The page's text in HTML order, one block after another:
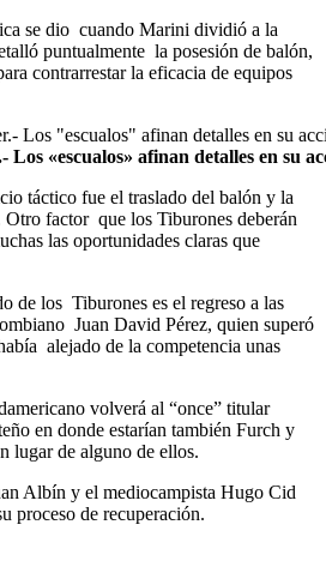
se dio cuando Marini dividió a la
puntualmente la posesión de balón,
contrarrestar la eficacia de equipos
«escualos» afinan detalles en su
táctico fue el traslado del balón y la
factor que los Tiburones deberán
las oportunidades claras que
de los Tiburones es el regreso a las
Juan David Pérez, quien superó
alejado de la competencia unas
volverá al “once” titular
en donde estarían también Furch y
lugar de alguno de ellos.
Albín y el mediocampista Hugo Cid
proceso de recuperación.